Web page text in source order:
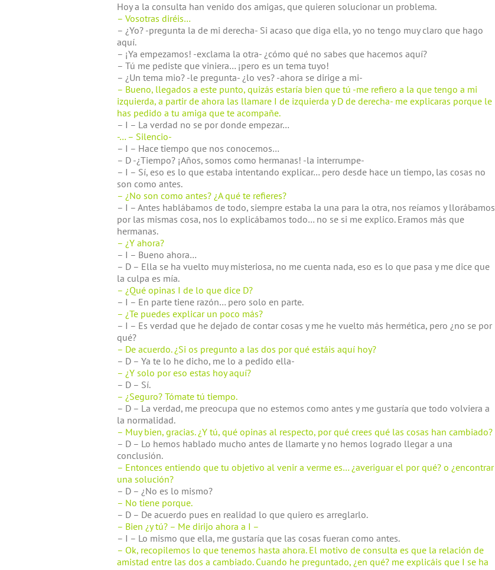
Hoy a la consulta han venido dos amigas, que quieren solucionar un problema.
– Vosotras diréis…
– ¿Yo? -pregunta la de mi derecha- Si acaso que diga ella, yo no tengo muy claro que hago
aquí.
– ¡Ya empezamos! -exclama la otra- ¿cómo qué no sabes que hacemos aquí?
– Tú me pediste que viniera… ¡pero es un tema tuyo!
– ¿Un tema mio? -le pregunta- ¿lo ves? -ahora se dirige a mi-
– Bueno, llegados a este punto, quizás estaría bien que tú -me refiero a la que tengo a mi
izquierda, a partir de ahora las llamare I de izquierda y D de derecha- me explicaras porque le
has pedido a tu amiga que te acompañe.
– I – La verdad no se por donde empezar…
-… – Silencio-
– I – Hace tiempo que nos conocemos…
– D -¿Tiempo? ¡Años, somos como hermanas! -la interrumpe-
– I – Sí, eso es lo que estaba intentando explicar… pero desde hace un tiempo, las cosas no
son como antes.
– ¿No son como antes? ¿A qué te refieres?
– I – Antes hablábamos de todo, siempre estaba la una para la otra, nos reíamos y llorábamos
por las mismas cosa, nos lo explicábamos todo… no se si me explico. Eramos más que
hermanas.
– ¿Y ahora?
– I – Bueno ahora…
– D – Ella se ha vuelto muy misteriosa, no me cuenta nada, eso es lo que pasa y me dice que
la culpa es mía.
– ¿Qué opinas I de lo que dice D?
– I – En parte tiene razón… pero solo en parte.
– ¿Te puedes explicar un poco más?
– I – Es verdad que he dejado de contar cosas y me he vuelto más hermética, pero ¿no se por
qué?
– De acuerdo. ¿Si os pregunto a las dos por qué estáis aquí hoy?
– D – Ya te lo he dicho, me lo a pedido ella-
– ¿Y solo por eso estas hoy aquí?
– D – Sí.
– ¿Seguro? Tómate tú tiempo.
– D – La verdad, me preocupa que no estemos como antes y me gustaría que todo volviera a
la normalidad.
– Muy bien, gracias. ¿Y tú, qué opinas al respecto, por qué crees qué las cosas han cambiado?
– D – Lo hemos hablado mucho antes de llamarte y no hemos logrado llegar a una
conclusión.
– Entonces entiendo que tu objetivo al venir a verme es… ¿averiguar el por qué? o ¿encontrar
una solución?
– D – ¿No es lo mismo?
– No tiene porque.
– D – De acuerdo pues en realidad lo que quiero es arreglarlo.
– Bien ¿y tú? – Me dirijo ahora a I –
– I – Lo mismo que ella, me gustaría que las cosas fueran como antes.
– Ok, recopilemos lo que tenemos hasta ahora. El motivo de consulta es que la relación de
amistad entre las dos a cambiado. Cuando he preguntado, ¿en qué? me explicáis que I se ha